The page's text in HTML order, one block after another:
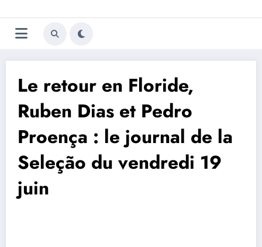
au
contenu
Trivela
L'actualité du football
Le retour en Floride,
Ruben Dias et Pedro
Proença : le journal de la
Seleção du vendredi 19
juin